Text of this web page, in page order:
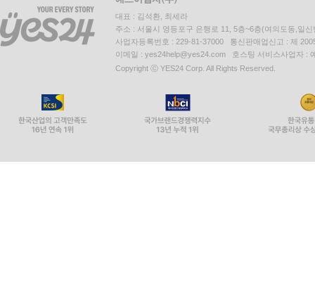
대표 : 김석환, 최세라
주소 : 서울시 영등포구 은행로 11, 5층~6층(여의도동,일신
사업자등록번호 : 229-81-37000 통신판매업신고 : 제
이메일 : yes24help@yes24.com 호스팅 서비스사업자 :
Copyright ⓒ YES24 Corp. All Rights Reserved.